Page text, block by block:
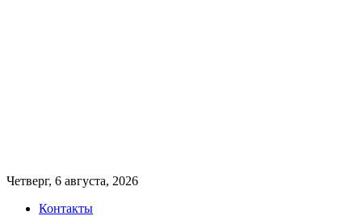
Четверг, 6 августа, 2026
Контакты